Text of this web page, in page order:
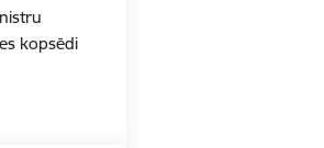
kopsēdi